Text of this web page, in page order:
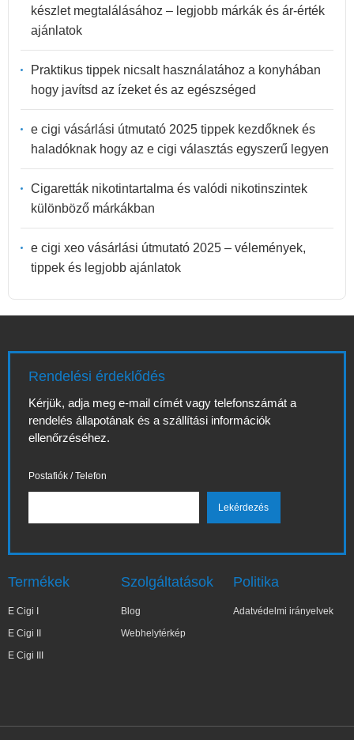
készlet megtalálásához – legjobb márkák és ár-érték
ajánlatok
Praktikus tippek nicsalt használatához a konyhában
hogy javítsd az ízeket és az egészséged
e cigi vásárlási útmutató 2025 tippek kezdőknek és
haladóknak hogy az e cigi választás egyszerű legyen
Cigaretták nikotintartalma és valódi nikotinszintek
különböző márkákban
e cigi xeo vásárlási útmutató 2025 – vélemények,
tippek és legjobb ajánlatok
Rendelési érdeklődés
Kérjük, adja meg e-mail címét vagy telefonszámát a
rendelés állapotának és a szállítási információk
ellenőrzéséhez.
Postafiók / Telefon
Termékek
E Cigi I
E Cigi II
E Cigi III
Szolgáltatások
Blog
Webhelytérkép
Politika
Adatvédelmi irányelvek